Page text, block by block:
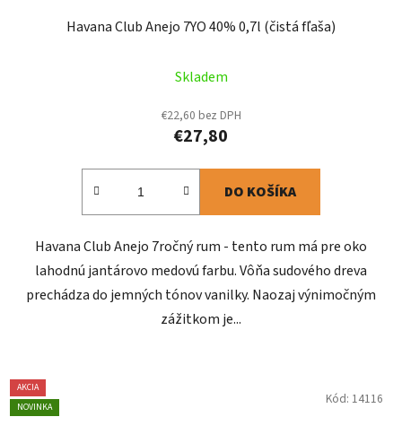
Havana Club Anejo 7YO 40% 0,7l (čistá fľaša)
Skladem
€22,60 bez DPH
€27,80
DO KOŠÍKA
Havana Club Anejo 7ročný rum - tento rum má pre oko
lahodnú jantárovo medovú farbu. Vôňa sudového dreva
prechádza do jemných tónov vanilky. Naozaj výnimočným
zážitkom je...
AKCIA
NOVINKA
Kód: 14116